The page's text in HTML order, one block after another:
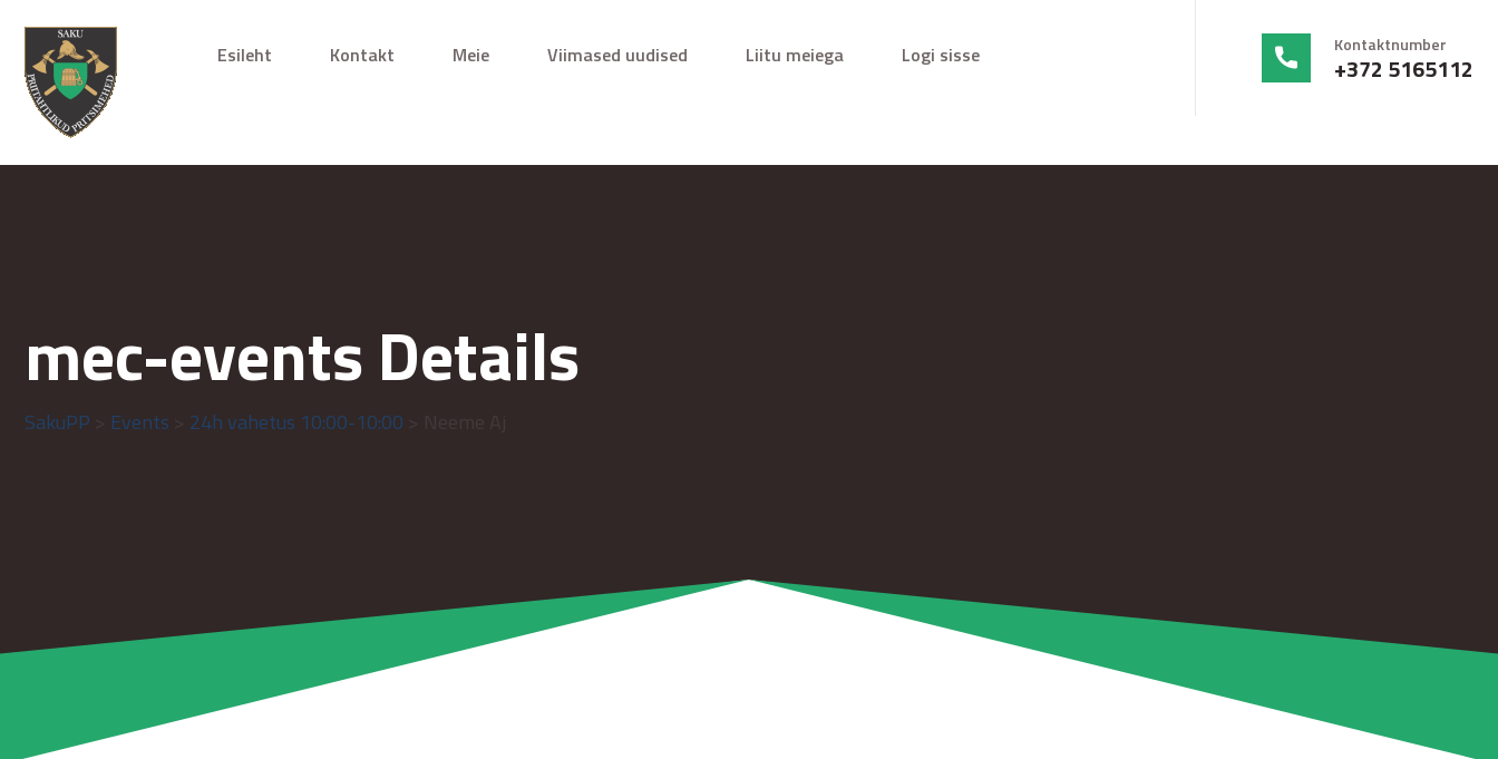
Esileht Kontakt Meie Viimased uudised Liitu meiega Logi sisse Kontaktnumber
+372 5165112
mec-events Details
SakuPP Events 24h vahetus 10:00-10:00